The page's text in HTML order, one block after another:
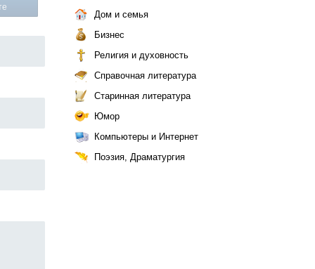
Дом и семья
Бизнес
Религия и духовность
Справочная литература
Старинная литература
Юмор
Компьютеры и Интернет
Поэзия, Драматургия